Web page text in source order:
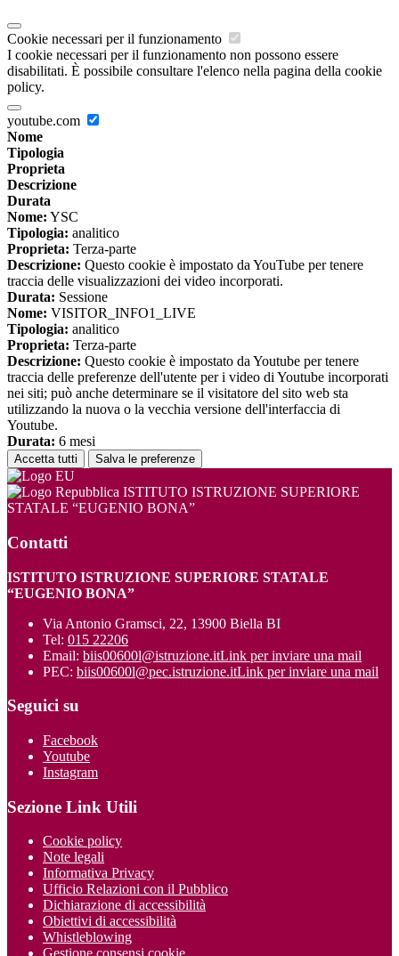
Cookie necessari per il funzionamento
I cookie necessari per il funzionamento non possono essere
disabilitati. È possibile consultare l'elenco nella pagina della cookie
policy.
youtube.com
Nome
Tipologia
Proprieta
Descrizione
Durata
Nome: YSC
Tipologia: analitico
Proprieta: Terza-parte
Descrizione: Questo cookie è impostato da YouTube per tenere
traccia delle visualizzazioni dei video incorporati.
Durata: Sessione
Nome: VISITOR_INFO1_LIVE
Tipologia: analitico
Proprieta: Terza-parte
Descrizione: Questo cookie è impostato da Youtube per tenere
traccia delle preferenze dell'utente per i video di Youtube incorporati
nei siti; può anche determinare se il visitatore del sito web sta
utilizzando la nuova o la vecchia versione dell'interfaccia di
Youtube.
Durata: 6 mesi
Accetta tutti Salva le preferenze
ISTITUTO ISTRUZIONE SUPERIORE
STATALE “EUGENIO BONA”
Contatti
ISTITUTO ISTRUZIONE SUPERIORE STATALE
“EUGENIO BONA”
Via Antonio Gramsci, 22, 13900 Biella BI
Tel: 015 22206
Email: biis00600l@istruzione.itLink per inviare una mail
PEC: biis00600l@pec.istruzione.itLink per inviare una mail
Seguici su
Facebook
Youtube
Instagram
Sezione Link Utili
Cookie policy
Note legali
Informativa Privacy
Ufficio Relazioni con il Pubblico
Dichiarazione di accessibilità
Obiettivi di accessibilità
Whistleblowing